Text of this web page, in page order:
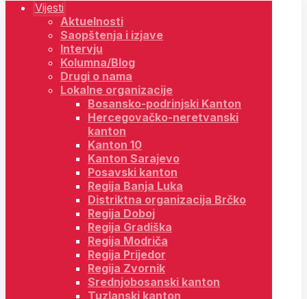
Vijesti
Aktuelnosti
Saopštenja i izjave
Intervju
Kolumna/Blog
Drugi o nama
Lokalne organizacije
Bosansko-podrinjski Kanton
Hercegovačko-neretvanski
kanton
Kanton 10
Kanton Sarajevo
Posavski kanton
Regija Banja Luka
Distriktna organizacija Brčko
Regija Doboj
Regija Gradiška
Regija Modriča
Regija Prijedor
Regija Zvornik
Srednjobosanski kanton
Tuzlanski kanton